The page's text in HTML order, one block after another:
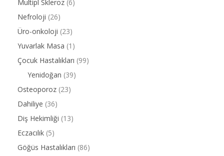
Multipl Skleroz (6)
Nefroloji (26)
Üro-onkoloji (23)
Yuvarlak Masa (1)
Çocuk Hastalıkları (99)
Yenidoğan (39)
Osteoporoz (23)
Dahiliye (36)
Diş Hekimliği (13)
Eczacılık (5)
Göğüs Hastalıkları (86)